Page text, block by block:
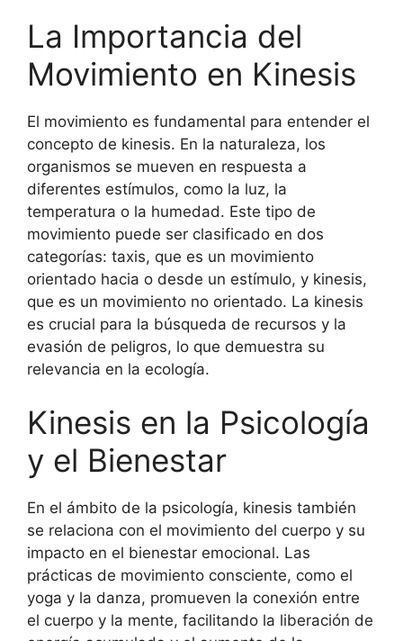
La Importancia del
Movimiento en Kinesis
El movimiento es fundamental para entender el
concepto de kinesis. En la naturaleza, los
organismos se mueven en respuesta a
diferentes estímulos, como la luz, la
temperatura o la humedad. Este tipo de
movimiento puede ser clasificado en dos
categorías: taxis, que es un movimiento
orientado hacia o desde un estímulo, y kinesis,
que es un movimiento no orientado. La kinesis
es crucial para la búsqueda de recursos y la
evasión de peligros, lo que demuestra su
relevancia en la ecología.
Kinesis en la Psicología
y el Bienestar
En el ámbito de la psicología, kinesis también
se relaciona con el movimiento del cuerpo y su
impacto en el bienestar emocional. Las
prácticas de movimiento consciente, como el
yoga y la danza, promueven la conexión entre
el cuerpo y la mente, facilitando la liberación de